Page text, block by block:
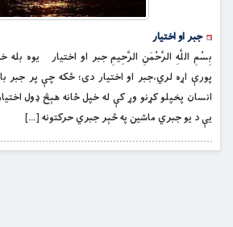
جبر او اختیار
بِسْمِ اللَّهِ الرَّحْمَنِ الرَّحِيمِ جبر او اختيار يوه
پورې اړه لري،جبر او اختيار دى؛ ځکه چې پر جبر
انسان پخپلو کړنو وړ کې له خپل ځانه هېڅ ډول
يې د يو جبري ماشين په څېر جبري حرکتونه […]